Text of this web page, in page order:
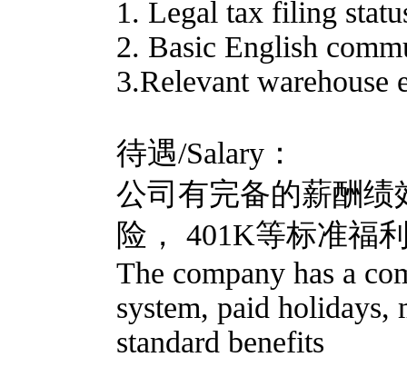
1. Legal tax filing
2. Basic English
3.Relevant warehouse
待遇/Salary：
公司有完备的薪酬绩
险， 401K等标准福
The company has a
system, paid holidays,
standard benefits